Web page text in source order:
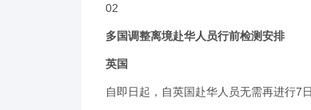
02
多国调整离境赴华人员行前检测安排
英国
自即日起，自英国赴华人员无需再进行7